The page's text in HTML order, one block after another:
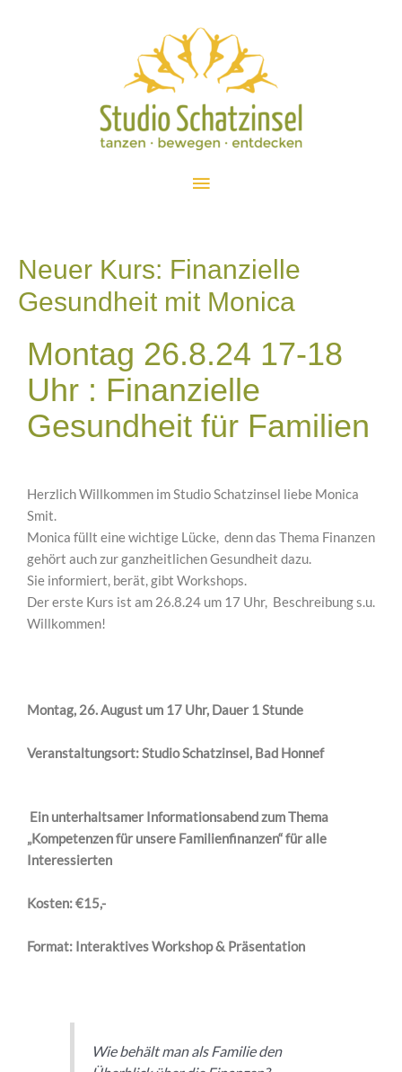
Neuer Kurs: Finanzielle
Gesundheit mit Monica
Montag 26.8.24 17-18
Uhr : Finanzielle
Gesundheit für Familien
Herzlich Willkommen im Studio Schatzinsel liebe Monica
Smit.
Monica füllt eine wichtige Lücke, denn das Thema Finanzen
gehört auch zur ganzheitlichen Gesundheit dazu.
Sie informiert, berät, gibt Workshops.
Der erste Kurs ist am 26.8.24 um 17 Uhr, Beschreibung s.u.
Willkommen!
Montag, 26. August um 17 Uhr, Dauer 1 Stunde
Veranstaltungsort: Studio Schatzinsel, Bad Honnef
Ein unterhaltsamer Informationsabend zum Thema
„Kompetenzen für unsere Familienfinanzen“ für alle
Interessierten
Kosten: €15,-
Format: Interaktives Workshop & Präsentation
Wie behält man als Familie den